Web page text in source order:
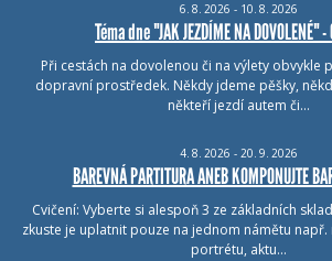
6. 8. 2026 - 10. 8. 2026
Téma dne "JAK JEZDÍME NA DOVOLENÉ"
Při cestách na dovolenou či na výlety obvykle
dopravní prostředek. Někdy jdeme pěšky,
někteří jezdí autem či…
4. 8. 2026 - 20. 9. 2026
BAREVNÁ PARTITURA ANEB KOMPONUJTE
Cvičení: Vyberte si alespoň 3 ze základních
zkuste je uplatnit pouze na jednom námětu např.
portrétu, aktu…